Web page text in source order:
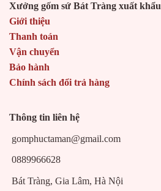
Xưởng gốm sứ Bát Tràng xuất khẩu
Giới thiệu
Thanh toán
Vận chuyển
Bảo hành
Chính sách đổi trả hàng
Thông tin liên hệ
gomphuctaman@gmail.com
0889966628
Bát Tràng, Gia Lâm, Hà Nội